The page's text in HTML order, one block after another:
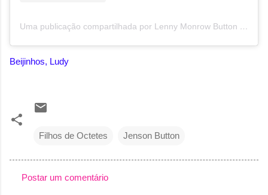
Uma publicação compartilhada por Lenny Monrow Button (@lennymonrowbutton)
Beijinhos, Ludy
Filhos de Octetes Jenson Button
Postar um comentário